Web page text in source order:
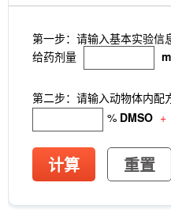
第一步：请输入基本实验信
给药剂量
第二步：请输入动物体内配
% DMSO +
计算 重置